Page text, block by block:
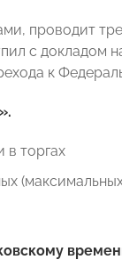
проводит
с докладом
к
в торгах